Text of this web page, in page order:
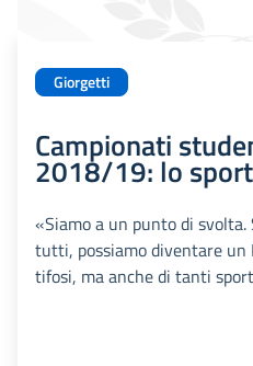
Giorgetti
Campionati
2018/19: lo
«Siamo a un punto di svolta.
tutti, possiamo diventare un
tifosi, ma anche di tanti